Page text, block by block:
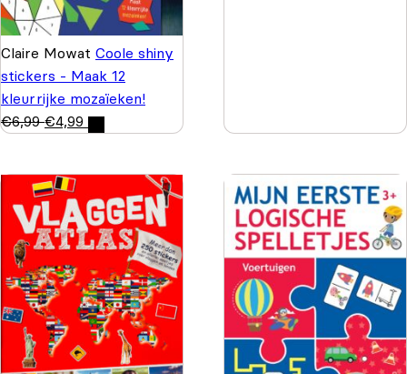
Claire Mowat Coole shiny
stickers - Maak 12
kleurrijke mozaïeken!
€6,99 €4,99